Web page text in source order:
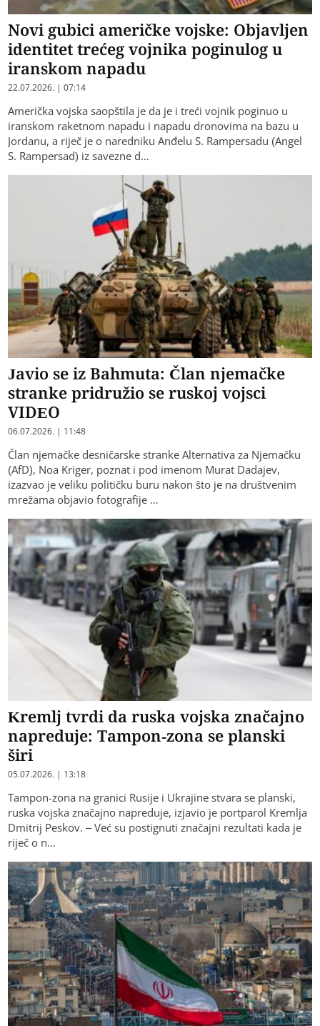
Novi gubici američke vojske: Objavljen
identitet trećeg vojnika poginulog u
iranskom napadu
22.07.2026. | 07:14
Američka vojska saopštila je da je i treći vojnik poginuo u
iranskom raketnom napadu i napadu dronovima na bazu u
Jordanu, a riječ je o naredniku Anđelu S. Rampersadu (Angel
S. Rampersad) iz savezne d…
Javio se iz Bahmuta: Član njemačke
stranke pridružio se ruskoj vojsci
VIDEO
06.07.2026. | 11:48
Član njemačke desničarske stranke Alternativa za Njemačku
(AfD), Noa Kriger, poznat i pod imenom Murat Dadajev,
izazvao je veliku političku buru nakon što je na društvenim
mrežama objavio fotografije …
Kremlj tvrdi da ruska vojska značajno
napreduje: Tampon-zona se planski
širi
05.07.2026. | 13:18
Tampon-zona na granici Rusije i Ukrajine stvara se planski,
ruska vojska značajno napreduje, izjavio je portparol Kremlja
Dmitrij Peskov. – Već su postignuti značajni rezultati kada je
riječ o n…